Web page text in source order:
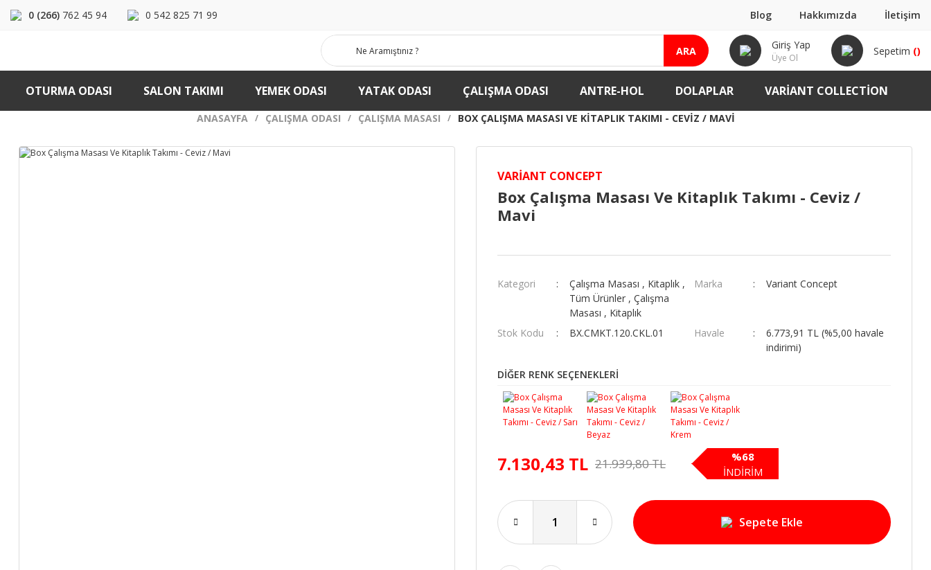
0 (266) 762 45 94 0 542 825 71 99 Blog Hakkımızda İletişim
ARA Giriş Yap
Üye Ol
Sepetim ()
OTURMA ODASI SALON TAKIMI YEMEK ODASI YATAK ODASI ÇALIŞMA ODASI ANTRE-HOL DOLAPLAR VARIANT COLLECTION
ANASAYFA ÇALIŞMA ODASI ÇALIŞMA MASASI BOX ÇALIŞMA MASASI VE KITAPLIK TAKIMI - CEVIZ / MAVI
VARIANT CONCEPT
Box Çalışma Masası Ve Kitaplık Takımı - Ceviz /
Mavi
Kategori Çalışma Masası , Kitaplık ,
Tüm Ürünler ,Çalışma
Masası , Kitaplık
Marka Variant Concept
Stok Kodu BX.CMKT.120.CKL.01 Havale
6.773,91 TL (%5,00 havale
indirimi)
DİĞER RENK SEÇENEKLERİ
7.130,43 TL 21.939,80 TL
%68
İNDİRİM
Sepete Ekle